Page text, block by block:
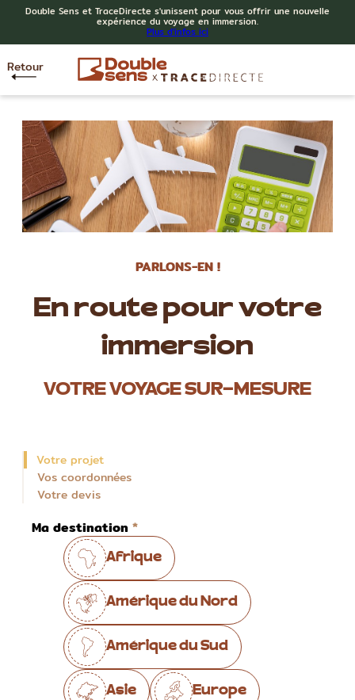
Double Sens et TraceDirecte s'unissent pour vous offrir une nouvelle
expérience du voyage en immersion.
Plus d'infos ici
Retour
PARLONS-EN !
En route pour votre
immersion
VOTRE VOYAGE SUR-MESURE
Votre projet
Vos coordonnées
Votre devis
Ma destination
Afrique
Amérique du Nord
Amérique du Sud
Asie Europe